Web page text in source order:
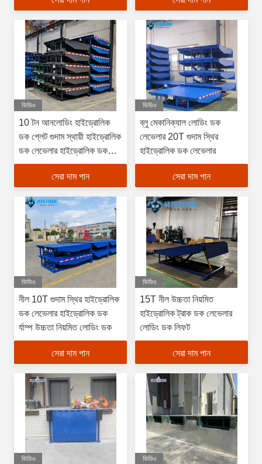
ভিডিও
10 টন আনলোডিং হাইড্রোলিক
ডক প্লেট গুদাম স্থায়ী হাইড্রোলিক
ডক লেভেলার হাইড্রোলিক ডক
র্যাম্প
সেরা দাম পান
ভিডিও
ব্লু মেকানিক্যাল লোডিং ডক
লেভেলার 20T গুদাম স্থির
হাইড্রোলিক ডক লেভেলার
সেরা দাম পান
ভিডিও
নীল 10T গুদাম স্থির হাইড্রোলিক
ডক লেভেলার হাইড্রোলিক ডক
র্যাম্প উচ্চতা নিয়মিত লোডিং ডক
সেরা দাম পান
ভিডিও
15T নীল উচ্চতা নিয়মিত
হাইড্রোলিক ট্রাক ডক লেভেলার
লোডিং ডক লিফট
সেরা দাম পান
ভিডিও ভিডিও